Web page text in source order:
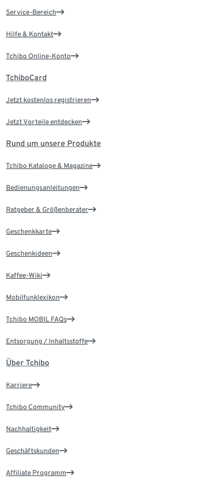
Service-Bereich
Hilfe & Kontakt
Tchibo Online-Konto
TchiboCard
Jetzt kostenlos registrieren
Jetzt Vorteile entdecken
Rund um unsere Produkte
Tchibo Kataloge & Magazine
Bedienungsanleitungen
Ratgeber & Größenberater
Geschenkkarte
Geschenkideen
Kaffee-Wiki
Mobilfunklexikon
Tchibo MOBIL FAQs
Entsorgung / Inhaltsstoffe
Über Tchibo
Karriere
Tchibo Community
Nachhaltigkeit
Geschäftskunden
Affiliate Programm